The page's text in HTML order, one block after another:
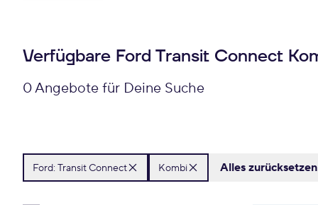
Verfügbare Ford Transit Connect
0 Angebote für Deine Suche
Ford: Transit Connect Kombi Alles zurücksetzen